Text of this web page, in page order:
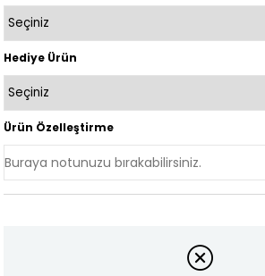
Hediye Ürün
Ürün Özelleştirme